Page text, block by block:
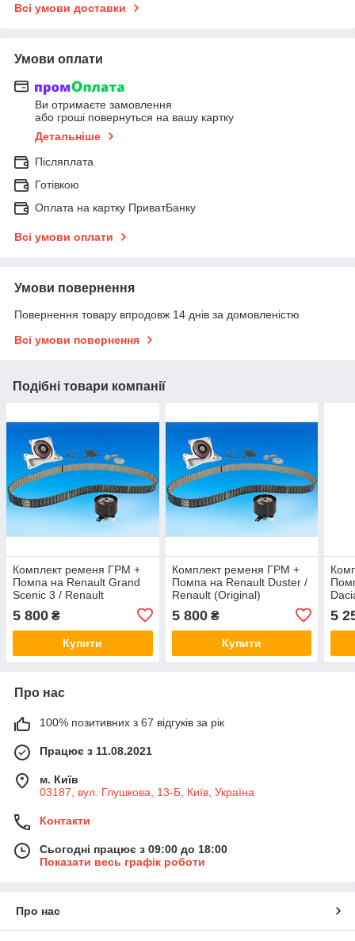
Всі умови доставки
Умови оплати
Ви отримаєте замовлення
або гроші повернуться на вашу картку
Детальніше
Післяплата
Готівкою
Оплата на картку ПриватБанку
Всі умови оплати
Умови повернення
Повернення товару впродовж 14 днів за домовленістю
Всі умови повернення
Подібні товари компанії
Комплект ременя ГРМ +
Помпа на Renault Grand
Scenic 3 / Renault
5 800 ₴
Купити
Комплект ременя ГРМ +
Помпа на Renault Duster /
Renault (Original)
5 800₴
Купити
5
Про нас
100% позитивних з 67 відгуків за рік
Працює з 11.08.2021
м. Київ
03187, вул. Глушкова, 13-Б, Київ, Україна
Контакти
Сьогодні працює з 09:00 до 18:00
Показати весь графік роботи
Про нас